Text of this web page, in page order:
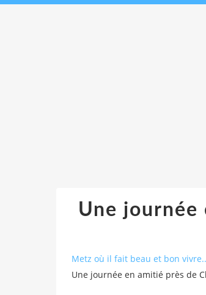
Une journée
Metz où il fait beau et bon
Une journée en amitié près de